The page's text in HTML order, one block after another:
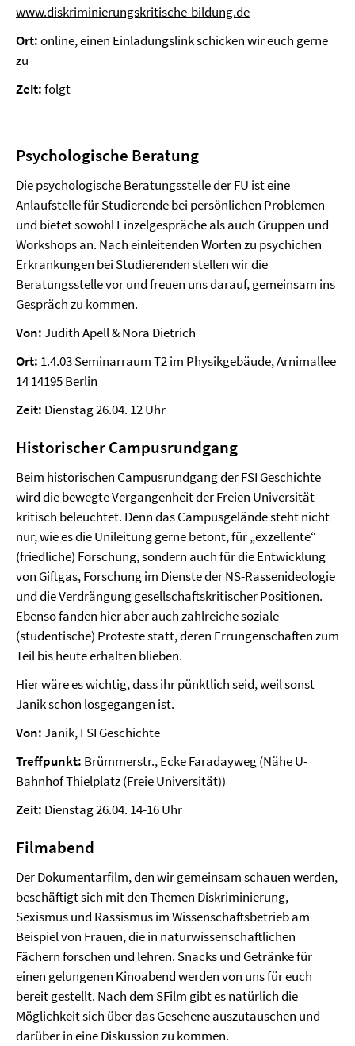
www.diskriminierungskritische-bildung.de
Ort:online, einen Einladungslink schicken wir euch gerne
zu
Zeit:folgt
Psychologische Beratung
Die psychologische Beratungsstelle der FU ist eine
Anlaufstelle für Studierende bei persönlichen Problemen
und bietet sowohl Einzelgespräche als auch Gruppen und
Workshops an. Nach einleitenden Worten zu psychichen
Erkrankungen bei Studierenden stellen wir die
Beratungsstelle vor und freuen uns darauf, gemeinsam ins
Gespräch zu kommen.
Von:Judith Apell & Nora Dietrich
Ort: 1.4.03 Seminarraum T2 im Physikgebäude, Arnimallee
14 14195 Berlin
Zeit: Dienstag 26.04. 12 Uhr
Historischer Campusrundgang
Beim historischen Campusrundgang der FSI Geschichte
wird die bewegte Vergangenheit der Freien Universität
kritisch beleuchtet. Denn das Campusgelände steht nicht
nur, wie es die Unileitung gerne betont, für „exzellente“
(friedliche) Forschung, sondern auch für die Entwicklung
von Giftgas, Forschung im Dienste der NS-Rassenideologie
und die Verdrängung gesellschaftskritischer Positionen.
Ebenso fanden hier aber auch zahlreiche soziale
(studentische) Proteste statt, deren Errungenschaften zum
Teil bis heute erhalten blieben.
Hier wäre es wichtig, dass ihr pünktlich seid, weil sonst
Janik schon losgegangen ist.
Von:Janik, FSI Geschichte
Treffpunkt: Brümmerstr., Ecke Faradayweg (Nähe U-
Bahnhof Thielplatz (Freie Universität))
Zeit: Dienstag 26.04. 14-16 Uhr
Filmabend
Der Dokumentarfilm, den wir gemeinsam schauen werden,
beschäftigt sich mit den Themen Diskriminierung,
Sexismus und Rassismus im Wissenschaftsbetrieb am
Beispiel von Frauen, die in naturwissenschaftlichen
Fächern forschen und lehren. Snacks und Getränke für
einen gelungenen Kinoabend werden von uns für euch
bereit gestellt. Nach dem SFilm gibt es natürlich die
Möglichkeit sich über das Gesehene auszutauschen und
darüber in eine Diskussion zu kommen.